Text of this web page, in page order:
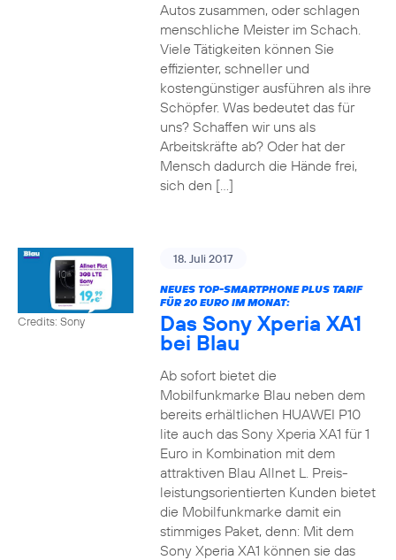
Autos zusammen, oder schlagen
menschliche Meister im Schach.
Viele Tätigkeiten können Sie
effizienter, schneller und
kostengünstiger ausführen als ihre
Schöpfer. Was bedeutet das für
uns? Schaffen wir uns als
Arbeitskräfte ab? Oder hat der
Mensch dadurch die Hände frei,
sich den […]
Credits: Sony
18. Juli 2017
NEUES TOP-SMARTPHONE PLUS TARIF
FÜR 20 EURO IM MONAT:
Das Sony Xperia XA1
bei Blau
Ab sofort bietet die
Mobilfunkmarke Blau neben dem
bereits erhältlichen HUAWEI P10
lite auch das Sony Xperia XA1 für 1
Euro in Kombination mit dem
attraktiven Blau Allnet L. Preis-
leistungsorientierten Kunden bietet
die Mobilfunkmarke damit ein
stimmiges Paket, denn: Mit dem
Sony Xperia XA1 können sie das